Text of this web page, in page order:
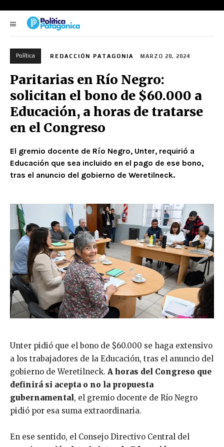
Política REDACCIÓN PATAGONIA MARZO 20, 2024
Paritarias en Río Negro:
solicitan el bono de $60.000 a
Educación, a horas de tratarse
en el Congreso
El gremio docente de Río Negro, Unter, requirió a
Educación que sea incluido en el pago de ese bono,
tras el anuncio del gobierno de Weretilneck.
Unter pidió que el bono de $60.000 se haga extensivo
a los trabajadores de la Educación, tras el anuncio del
gobierno de Weretilneck. A horas del Congreso que
definirá si acepta o no la propuesta
gubernamental, el gremio docente de Río Negro
pidió por esa suma extraordinaria.
En ese sentido, el Consejo Directivo Central del